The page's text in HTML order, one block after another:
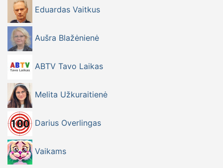
Eduardas Vaitkus
Aušra Blažėnienė
ABTV Tavo Laikas
Melita Užkuraitienė
Darius Overlingas
Vaikams